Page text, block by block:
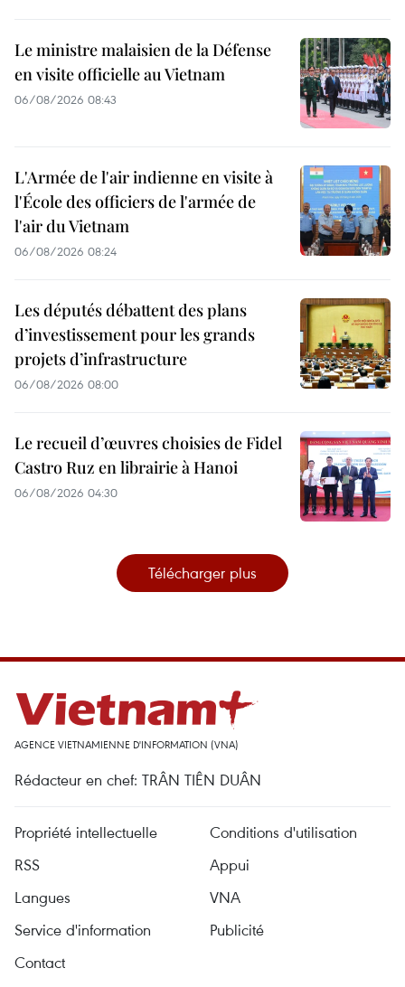
Le ministre malaisien de la Défense
en visite officielle au Vietnam
06/08/2026 08:43
L'Armée de l'air indienne en visite à
l'École des officiers de l'armée de
l'air du Vietnam
06/08/2026 08:24
Les députés débattent des plans
d’investissement pour les grands
projets d’infrastructure
06/08/2026 08:00
Le recueil d’œuvres choisies de Fidel
Castro Ruz en librairie à Hanoi
06/08/2026 04:30
Télécharger plus
AGENCE VIETNAMIENNE D'INFORMATION (VNA)
Rédacteur en chef: TRÂN TIÊN DUÂN
Propriété intellectuelle
Conditions d'utilisation
RSS
Appui
Langues
VNA
Service d'information
Publicité
Contact